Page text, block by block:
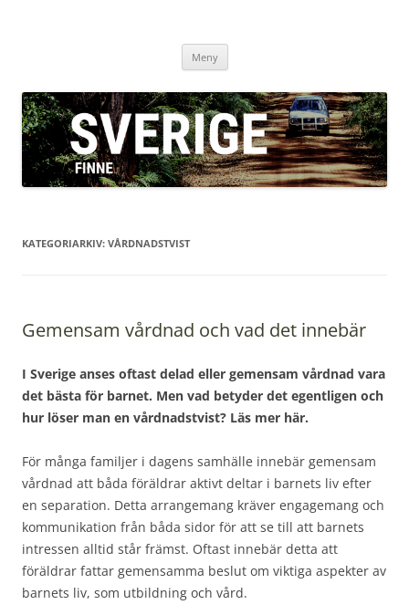
Meny Hoppa
innehåll
KATEGORIARKIV: VÅRDNADSTVIST
Gemensam vårdnad och vad det innebär
I Sverige anses oftast delad eller gemensam vårdnad vara
det bästa för barnet. Men vad betyder det egentligen och
hur löser man en vårdnadstvist? Läs mer här.
För många familjer i dagens samhälle innebär gemensam
vårdnad att båda föräldrar aktivt deltar i barnets liv efter
en separation. Detta arrangemang kräver engagemang och
kommunikation från båda sidor för att se till att barnets
intressen alltid står främst. Oftast innebär detta att
föräldrar fattar gemensamma beslut om viktiga aspekter av
barnets liv, som utbildning och vård.